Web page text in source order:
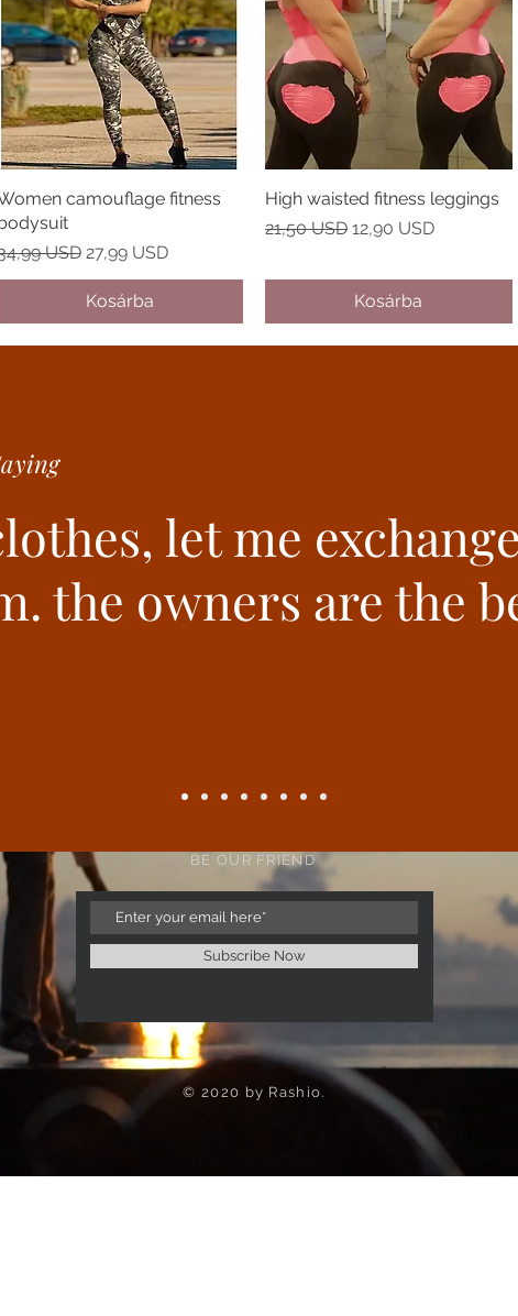
Gyorsnézet
camouflage fitness
ár
USD Akciós ár
27,99 USD
Kosárba
Gyorsnézet
High waisted fitness leggings
Szokásos ár
21,50 USD Akciós ár
12,90 USD
Kosárba
let me
the owners are the
BE OUR FRIEND
Subscribe Now
© 2020 by Rashio.